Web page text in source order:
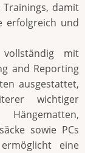
damit
erfolgreich und
mit
and Reporting
ausgestattet,
wichtiger
sowie PCs
eine